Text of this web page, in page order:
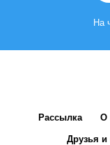
На
Рассылка О
Друзья